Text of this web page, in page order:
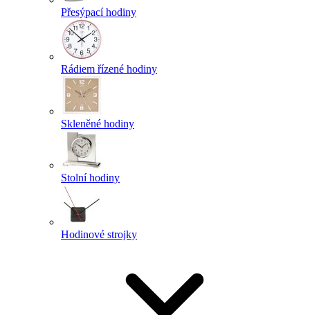
Přesýpací hodiny
Rádiem řízené hodiny
Skleněné hodiny
Stolní hodiny
Hodinové strojky